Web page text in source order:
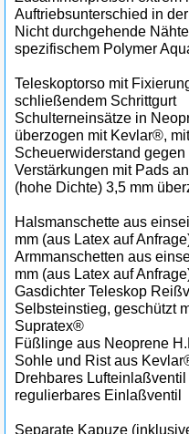
Auftriebsunterschied in
Nicht durchgehende
spezifischem Polymer
Teleskoptorso mit
schließendem Schrittgurt
Schulterneinsätze in
überzogen mit Kevlar®,
Scheuerwiderstand
Verstärkungen mit Pads
(hohe Dichte) 3,5 mm
Halsmanschette aus
mm (aus Latex auf
Armmanschetten aus
mm (aus Latex auf
Gasdichter Teleskop
Selbsteinstieg, geschützt
Supratex®
Füßlinge aus Neoprene
Sohle und Rist aus
Drehbares
regulierbares Einlaßventil
Separate Kapuze